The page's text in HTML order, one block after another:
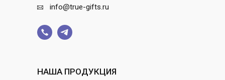
НАША ПРОДУКЦИЯ
info@true-gifts.ru